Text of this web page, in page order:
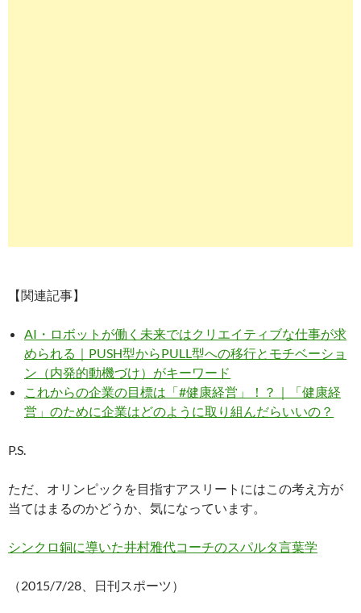
【関連記事】
AI・ロボットが働く未来ではクリエイティブな仕事が求
められる｜PUSH型からPULL型への移行とモチベーショ
ン（内発的動機づけ）がキーワード
これからの企業の目標は「#健康経営」！？｜「健康経
営」のために企業はどのように取り組んだらいいの？
P.S.
ただ、オリンピックを目指すアスリートにはこの考え方が
当てはまるのかどうか、気になっています。
シンクロ銅に導いた井村雅代コーチのスパルタ言葉学
（2015/7/28、日刊スポーツ）